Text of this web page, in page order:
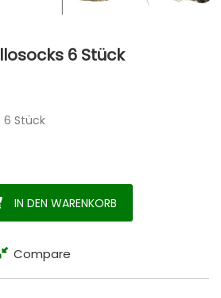
6 Stück
6 Stück
Stück Menge
IN DEN WARENKORB
Compare